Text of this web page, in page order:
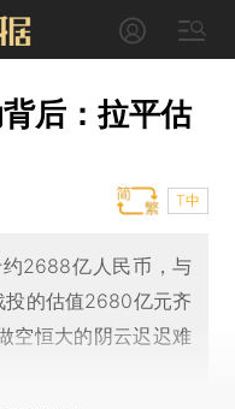
后：拉平估
T中
2688亿人民币，与
投的估值2680亿元齐
空恒大的阴云迟迟难